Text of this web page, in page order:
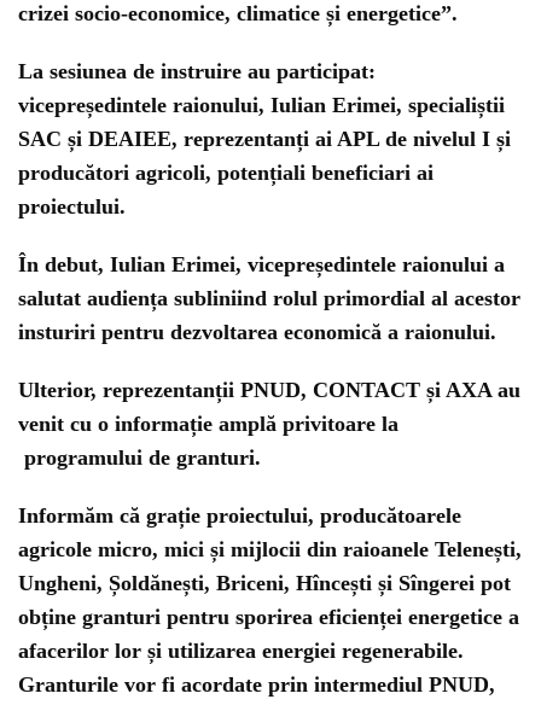
crizei socio-economice, climatice și energetice”.
La sesiunea de instruire au participat:
vicepreședintele raionului, Iulian Erimei, specialiștii
SAC și DEAIEE, reprezentanți ai APL de nivelul I și
producători agricoli, potențiali beneficiari ai
proiectului.
În debut, Iulian Erimei, vicepreședintele raionului a
salutat audiența subliniind rolul primordial al acestor
insturiri pentru dezvoltarea economică a raionului.
Ulterior, reprezentanții PNUD, CONTACT și AXA au
venit cu o informație amplă privitoare la
programului de granturi.
Informăm că grație proiectului, producătoarele
agricole micro, mici și mijlocii din raioanele Telenești,
Ungheni, Șoldănești, Briceni, Hîncești și Sîngerei pot
obține granturi pentru sporirea eficienței energetice a
afacerilor lor și utilizarea energiei regenerabile.
Granturile vor fi acordate prin intermediul PNUD,